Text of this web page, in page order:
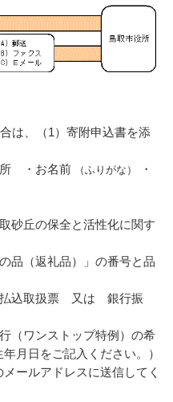
は、（1）寄附申込書を添
お名前
（ふりがな）
・
の保全と活性化に関す
返礼品）」の番号と品
取扱票 又は 銀行振
ンストップ特例）の希
月日をご記入ください。）
アドレスに送信してく